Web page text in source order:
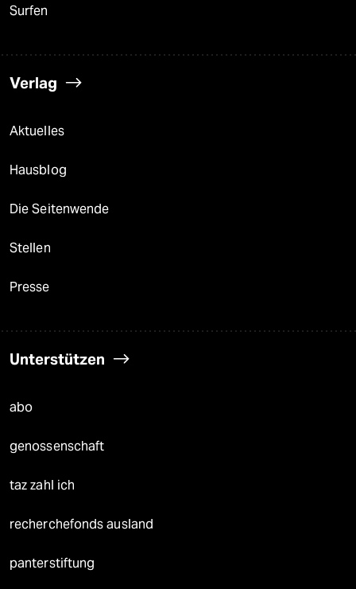
Surfen
Verlag
Aktuelles
Hausblog
Die Seitenwende
Stellen
Presse
Unterstützen
abo
genossenschaft
taz zahl ich
recherchefonds ausland
panterstiftung